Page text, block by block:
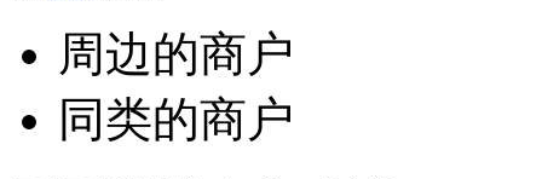
周边的商户
同类的商户